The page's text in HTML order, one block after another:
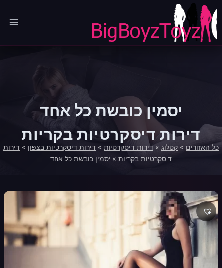
Skip
to
content
יסמין כובשת כל אחד
דירות דיסקרטיות בקריות
כל האזורים » קטלוג »דירות דיסקרטיות » דירות דיסקרטיות בצפון » דירות
דיסקרטיות בקריות » יסמין כובשת כל אחד